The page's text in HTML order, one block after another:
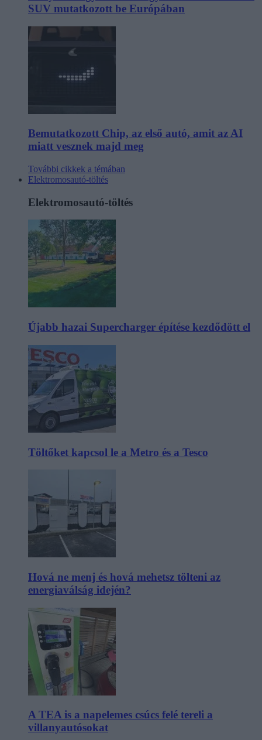
SUV mutatkozott be Európában
Bemutatkozott Chip, az első autó, amit az AI
miatt vesznek majd meg
További cikkek a témában
Elektromosautó-töltés
Elektromosautó-töltés
Újabb hazai Supercharger építése kezdődött el
Töltőket kapcsol le a Metro és a Tesco
Hová ne menj és hová mehetsz tölteni az
energiaválság idején?
A TEA is a napelemes csúcs felé tereli a
villanyautósokat